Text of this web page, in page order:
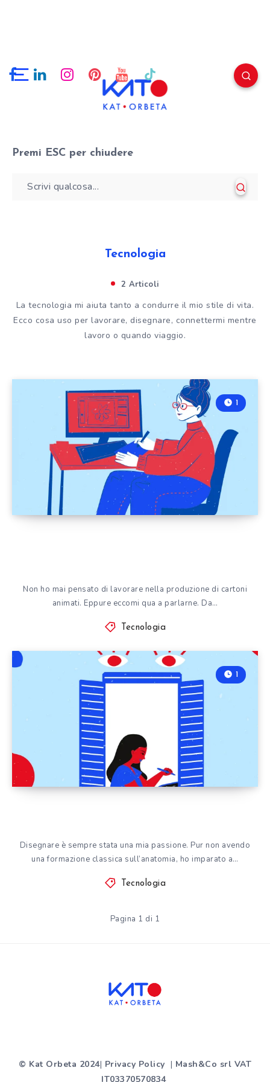
Premi ESC per chiudere
Tecnologia
2 Articoli
La tecnologia mi aiuta tanto a condurre il mio stile di vita.
Ecco cosa uso per lavorare, disegnare, connettermi mentre
lavoro o quando viaggio.
1
Non ho mai pensato di lavorare nella produzione di cartoni
animati. Eppure eccomi qua a parlarne. Da…
Tecnologia
1
Disegnare è sempre stata una mia passione. Pur non avendo
una formazione classica sull’anatomia, ho imparato a…
Tecnologia
Pagina 1 di 1
© Kat Orbeta 2024| Privacy Policy | Mash&Co srl VAT
IT03370570834